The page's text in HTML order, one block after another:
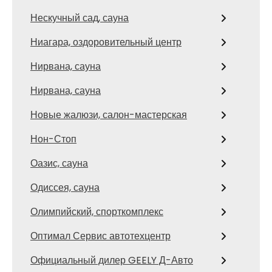
Нескучный сад, сауна
Ниагара, оздоровительный центр
Нирвана, сауна
Нирвана, сауна
Новые жалюзи, салон-мастерская
Нон-Стоп
Оазис, сауна
Одиссея, сауна
Олимпийский, спорткомплекс
Оптимал Сервис автотехцентр
Официальный дилер GEELY Д-Авто